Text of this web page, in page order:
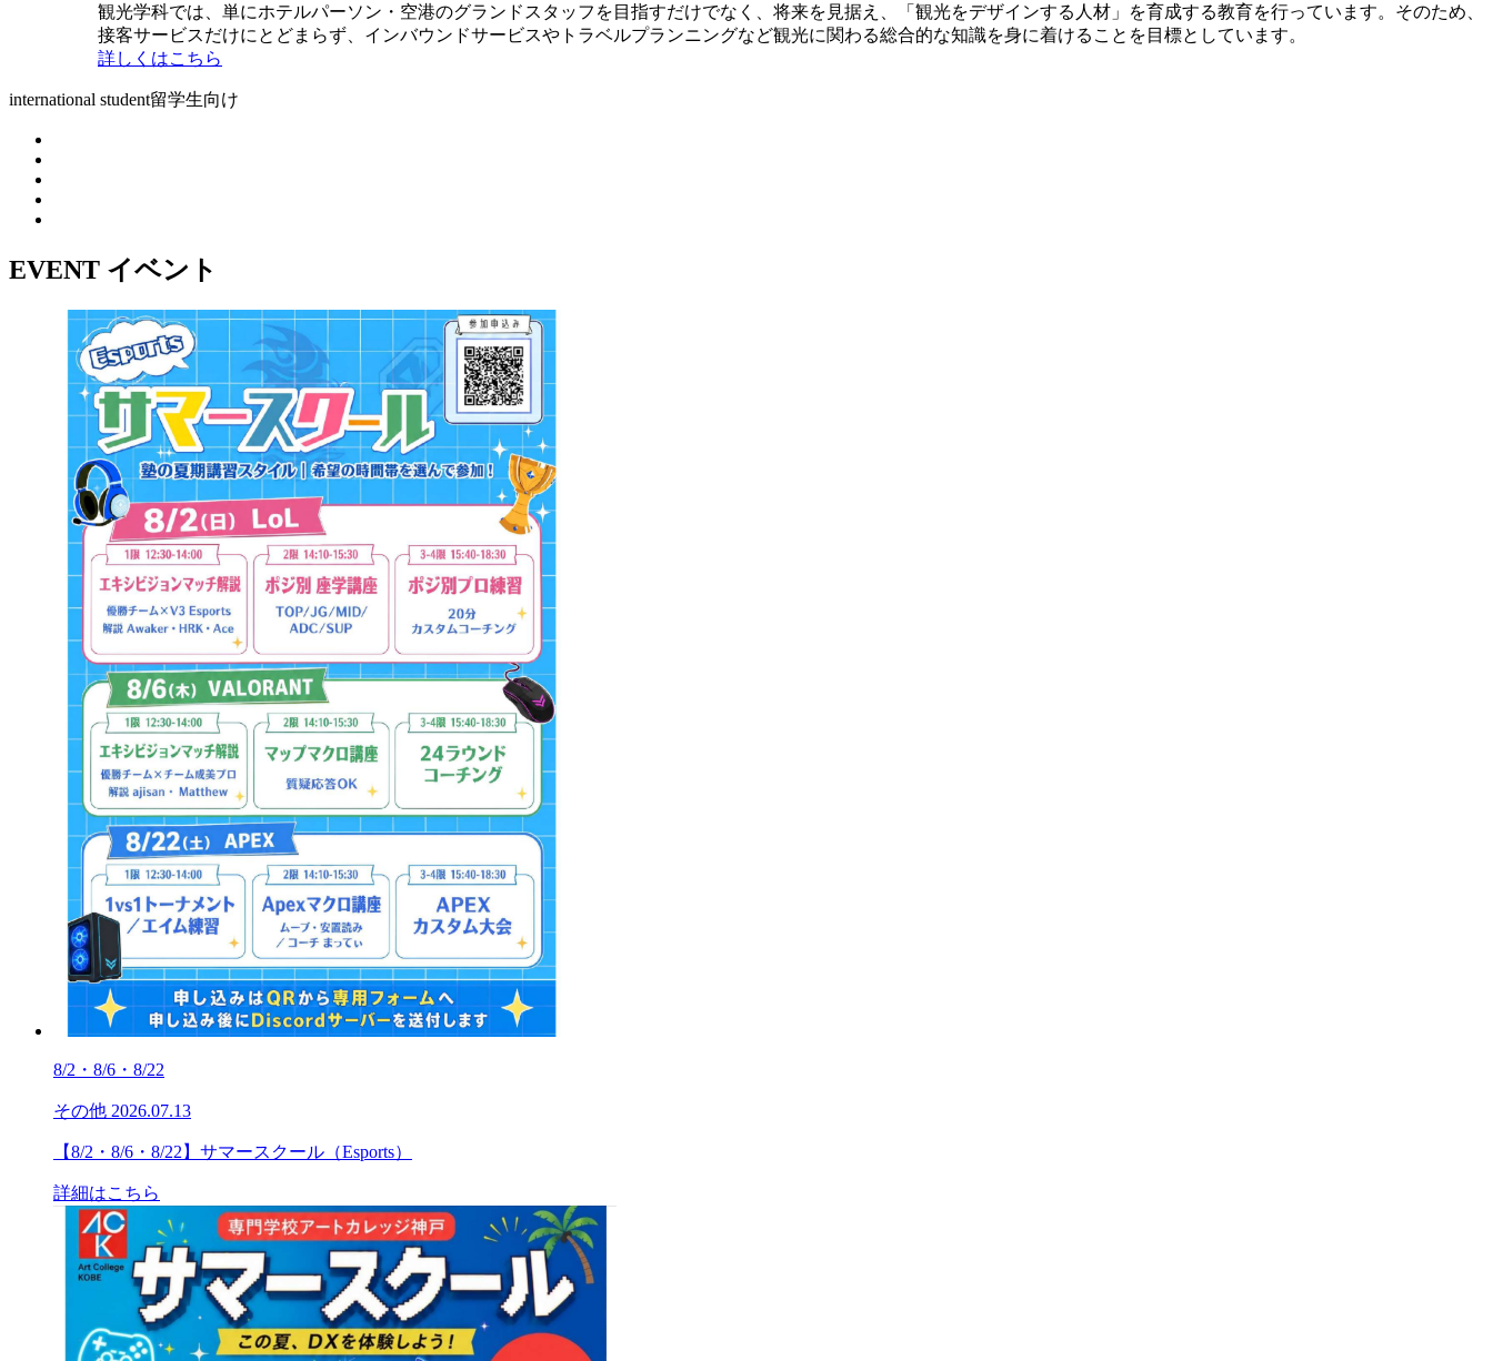
観光学科では、単にホテルパーソン・空港のグランドスタッフを目指すだけでなく、将来を見据え、「観光をデザインする人材」を育成する教育を行っています。そのため、
接客サービスだけにとどまらず、インバウンドサービスやトラベルプランニングなど観光に関わる総合的な知識を身に着けることを目標としています。
詳しくはこちら
international student留学生向け
EVENT イベント
8/2・8/6・8/22
その他 2026.07.13
【8/2・8/6・8/22】サマースクール（Esports）
詳細はこちら